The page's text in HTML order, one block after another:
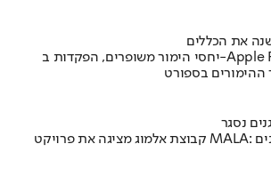
בספורט
נסגר
קבוצת אלמוג מציגה את פרויקט MALA: מגדלי הפרימיום האחרונים